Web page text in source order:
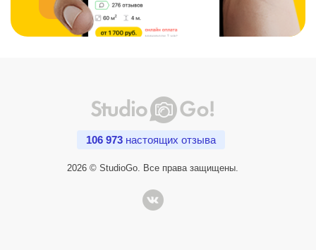
106 973 настоящих отзыва
2026 © StudioGo. Все права защищены.